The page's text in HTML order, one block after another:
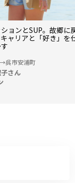
ョンとSUP。故郷に
ャリアと「好き」を
呉市安浦町
さん